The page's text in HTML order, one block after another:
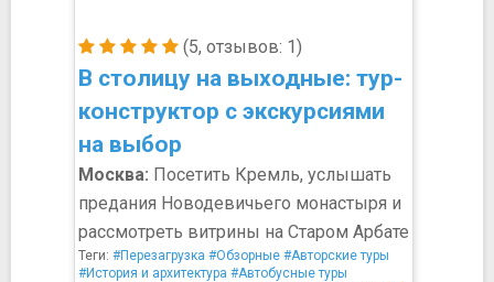
(5, отзывов: 1)
В столицу на выходные: тур-
конструктор с экскурсиями
на выбор
Москва: Посетить Кремль, услышать
предания Новодевичьего монастыря и
рассмотреть витрины на Старом Арбате
Теги: #Перезагрузка #Обзорные #Авторские туры
#История и архитектура #Автобусные туры